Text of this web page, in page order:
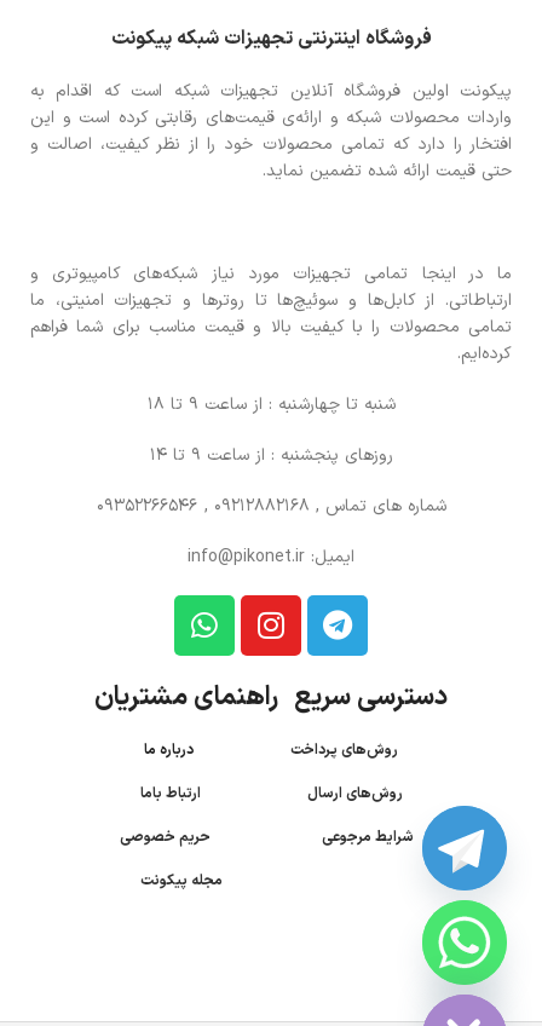
فروشگاه اینترنتی تجهیزات شبکه پیکونت
پیکونت اولین فروشگاه آنلاین تجهیزات شبکه است که اقدام به
واردات محصولات شبکه و ارائه‌ی قیمت‌های رقابتی کرده است و این
افتخار را دارد که تمامی محصولات خود را از نظر کیفیت، اصالت و
حتی قیمت ارائه شده تضمین نماید.
ما در اینجا تمامی تجهیزات مورد نیاز شبکه‌های کامپیوتری و
ارتباطاتی. از کابل‌ها و سوئیچ‌ها تا روترها و تجهیزات امنیتی، ما
تمامی محصولات را با کیفیت بالا و قیمت مناسب برای شما فراهم
کرده‌ایم.
شنبه تا چهارشنبه : از ساعت 9 تا 18
روزهای پنجشنبه : از ساعت 9 تا 14
شماره های تماس , 09212882168 , 09352266546
ایمیل: info@pikonet.ir
دسترسی سریع راهنمای مشتریان
روش‌های پرداخت درباره ما
روش‌های ارسال
ارتباط باما
شرایط مرجوعی
حریم خصوصی
مجله پیکونت
HIDE
CHATY